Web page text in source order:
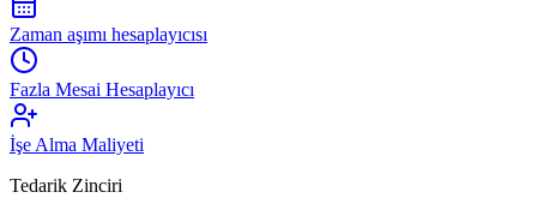
Zaman aşımı hesaplayıcısı
Fazla Mesai Hesaplayıcı
İşe Alma Maliyeti
Tedarik Zinciri